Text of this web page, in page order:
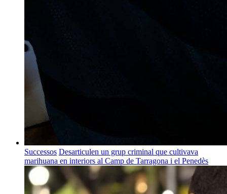
Successos Desarticulen un grup criminal que cultivava
marihuana en interiors al Camp de Tarragona i el Penedès